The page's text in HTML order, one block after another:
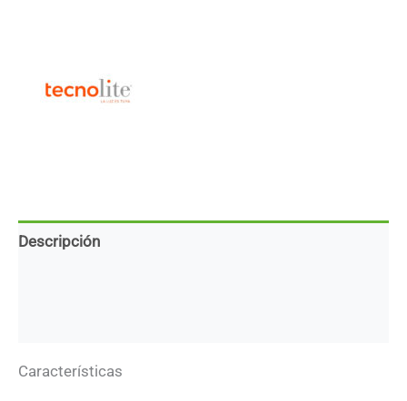
Descripción
Características